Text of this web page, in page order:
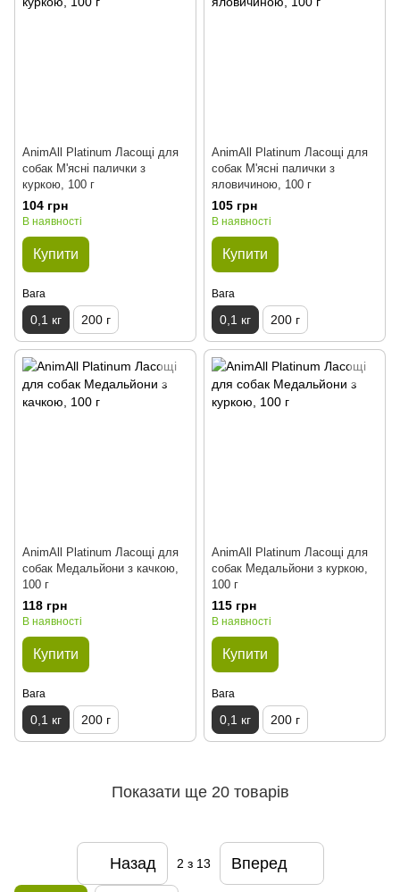
AnimAll Platinum Ласощі для
собак М'ясні палички з
куркою, 100 г
104 грн
В наявності
Купити
Вага
0,1 кг 200 г
AnimAll Platinum Ласощі для
собак М'ясні палички з
яловичиною, 100 г
105 грн
В наявності
Купити
Вага
0,1 кг 200 г
AnimAll Platinum Ласощі для
собак Медальйони з качкою,
100 г
118 грн
В наявності
Купити
Вага
0,1 кг 200 г
AnimAll Platinum Ласощі для
собак Медальйони з куркою,
100 г
115 грн
В наявності
Купити
Вага
0,1 кг 200 г
Показати ще 20 товарів
Назад 2 з 13 Вперед